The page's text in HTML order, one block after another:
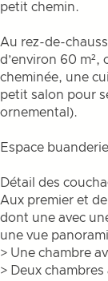
petit chemin.
Au rez-de-
d’environ 60 m²,
cheminée, une
petit salon pour
ornemental).
Espace
Détail des
Aux premier et
dont une avec
une vue
> Une chambre
> Deux